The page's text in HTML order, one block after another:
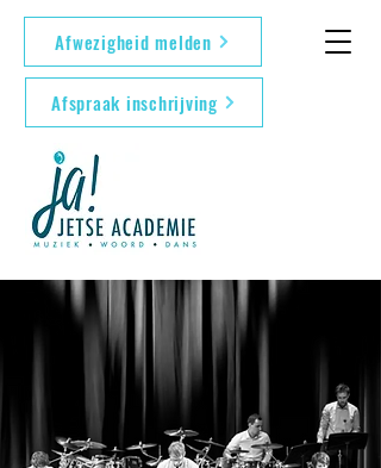
Afwezigheid melden
Afspraak inschrijving